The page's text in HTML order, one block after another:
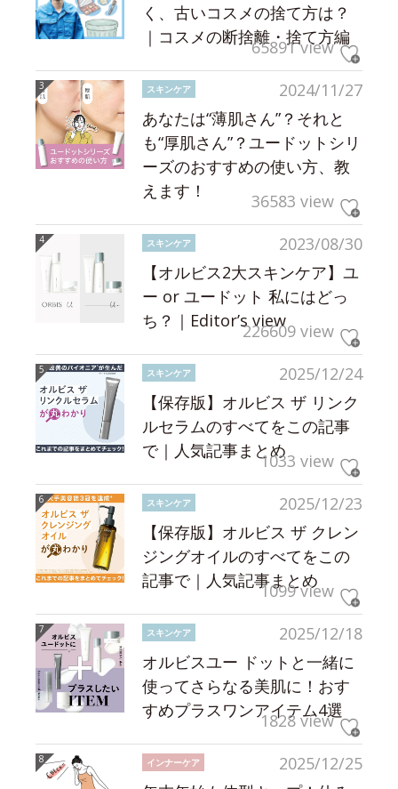
く、古いコスメの捨て方は？
｜コスメの断捨離・捨て方編
65891 view
2024/11/27
スキンケア
あなたは“薄肌さん”？それと
も“厚肌さん”？ユードットシリ
ーズのおすすめの使い方、教
えます！
36583 view
2023/08/30
スキンケア
【オルビス2大スキンケア】ユ
ー or ユードット 私にはどっ
ち？｜Editor’s view226609 view
2025/12/24
スキンケア
【保存版】オルビス ザ リンク
ルセラムのすべてをこの記事
で｜人気記事まとめ1033 view
2025/12/23
スキンケア
【保存版】オルビス ザ クレン
ジングオイルのすべてをこの
記事で｜人気記事まとめ
1099 view
2025/12/18
スキンケア
オルビスユー ドットと一緒に
使ってさらなる美肌に！おす
すめプラスワンアイテム4選
1828 view
2025/12/25
インナーケア